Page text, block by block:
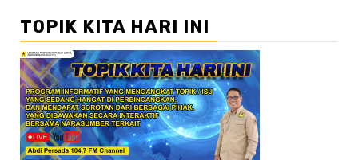
TOPIK KITA HARI INI